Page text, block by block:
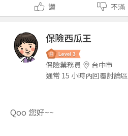
讚 不滿
保險西瓜王
保險業務員
台中市
通常 15 小時內回覆討論區
Qoo 您好~~